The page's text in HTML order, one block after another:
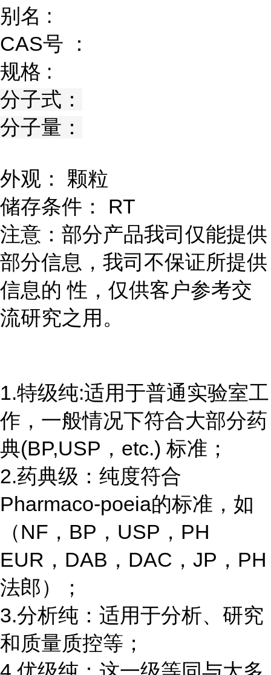
别名 :
CAS号 ：
规格 :
分子式：
分子量：
外观： 颗粒
储存条件： RT
注意：部分产品我司仅能提供
部分信息，我司不保证所提供
信息的 性，仅供客户参考交
流研究之用。
1.特级纯:适用于普通实验室工
作，一般情况下符合大部分药
典(BP,USP，etc.) 标准；
2.药典级：纯度符合
Pharmaco-poeia的标准，如
（NF，BP，USP，PH
EUR，DAB，DAC，JP，PH
法郎）；
3.分析纯：适用于分析、研究
和质量质控等；